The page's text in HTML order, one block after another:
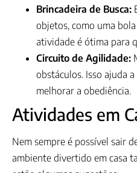
Brincadeira de Busca:
objetos, como uma
atividade é ótima para
Circuito de Agilidade:
obstáculos. Isso ajuda
melhorar a obediência.
Atividades em
Nem sempre é possível sair
ambiente divertido em casa